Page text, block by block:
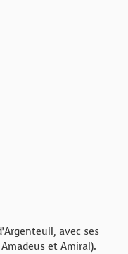
avec ses
et Amiral).